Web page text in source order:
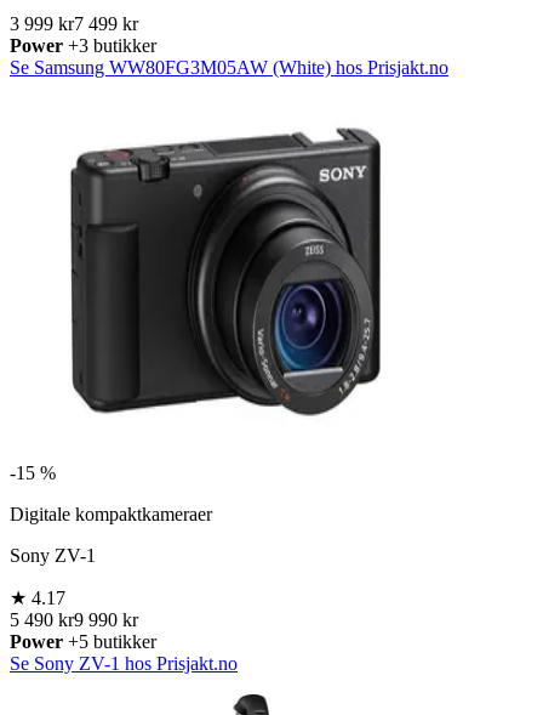
3 999 kr7 499 kr
Power +3 butikker
Se Samsung WW80FG3M05AW (White) hos Prisjakt.no
-15 %
Digitale kompaktkameraer
Sony ZV-1
★ 4.17
5 490 kr9 990 kr
Power +5 butikker
Se Sony ZV-1 hos Prisjakt.no